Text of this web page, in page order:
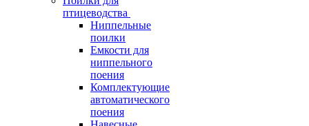
птицеводства
Ниппельные
поилки
Емкости для
ниппельного
поения
Комплектующие
автоматического
поения